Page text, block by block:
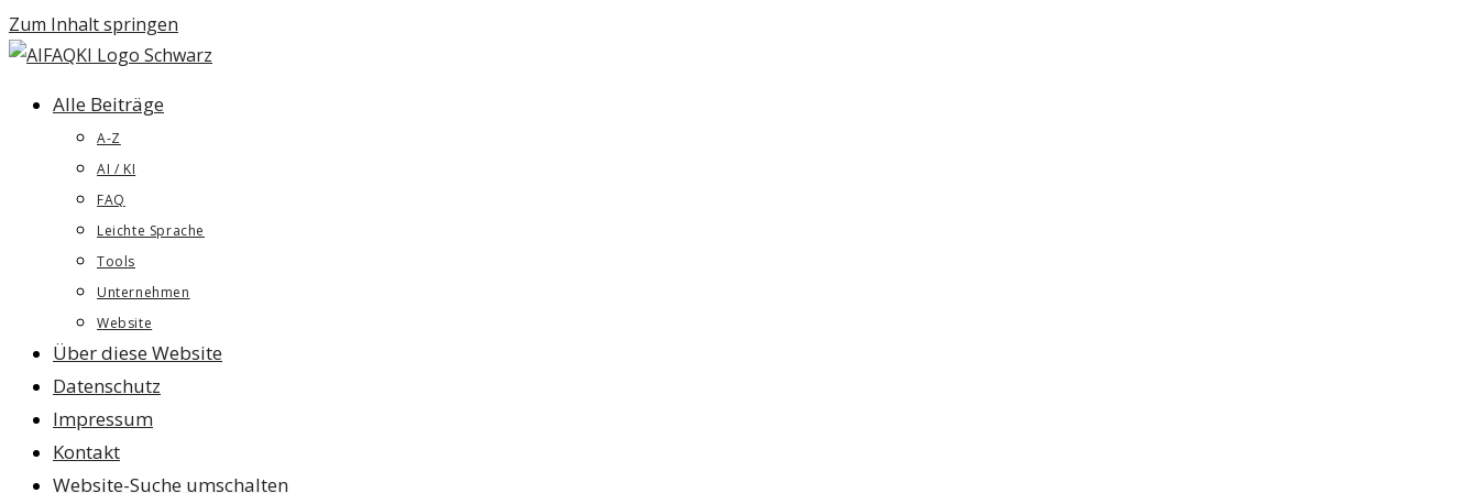
Zum Inhalt springen
Alle Beiträge
A-Z
AI / KI
FAQ
Leichte Sprache
Tools
Unternehmen
Website
Über diese Website
Datenschutz
Impressum
Kontakt
Website-Suche umschalten